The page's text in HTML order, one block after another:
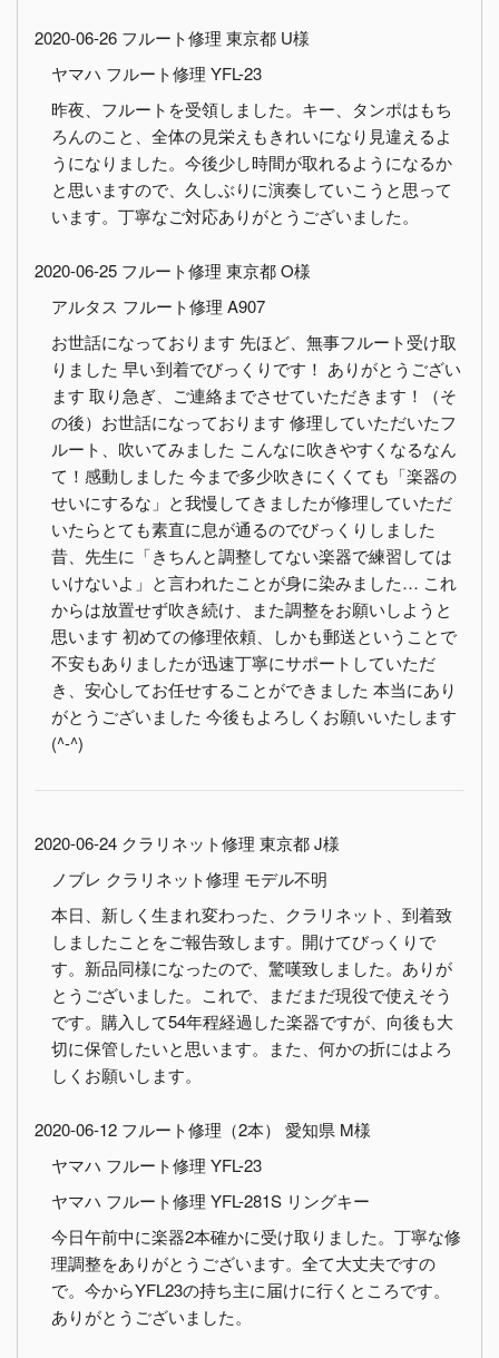
2020-06-26 フルート修理 東京都 U様
ヤマハ フルート修理 YFL-23
昨夜、フルートを受領しました。キー、タンポはもち
ろんのこと、全体の見栄えもきれいになり見違えるよ
うになりました。今後少し時間が取れるようになるか
と思いますので、久しぶりに演奏していこうと思って
います。丁寧なご対応ありがとうございました。
2020-06-25 フルート修理 東京都 O様
アルタス フルート修理 A907
お世話になっております 先ほど、無事フルート受け取
りました 早い到着でびっくりです！ ありがとうござい
ます 取り急ぎ、ご連絡までさせていただきます！（そ
の後）お世話になっております 修理していただいたフ
ルート、吹いてみました こんなに吹きやすくなるなん
て！感動しました 今まで多少吹きにくくても「楽器の
せいにするな」と我慢してきましたが修理していただ
いたらとても素直に息が通るのでびっくりしました
昔、先生に「きちんと調整してない楽器で練習しては
いけないよ」と言われたことが身に染みました… これ
からは放置せず吹き続け、また調整をお願いしようと
思います 初めての修理依頼、しかも郵送ということで
不安もありましたが迅速丁寧にサポートしていただ
き、安心してお任せすることができました 本当にあり
がとうございました 今後もよろしくお願いいたします
(^-^)
2020-06-24 クラリネット修理 東京都 J様
ノブレ クラリネット修理 モデル不明
本日、新しく生まれ変わった、クラリネット、到着致
しましたことをご報告致します。開けてびっくりで
す。新品同様になったので、驚嘆致しました。ありが
とうございました。これで、まだまだ現役で使えそう
です。購入して54年程経過した楽器ですが、向後も大
切に保管したいと思います。また、何かの折にはよろ
しくお願いします。
2020-06-12 フルート修理（2本） 愛知県 M様
ヤマハ フルート修理 YFL-23
ヤマハ フルート修理 YFL-281S リングキー
今日午前中に楽器2本確かに受け取りました。丁寧な修
理調整をありがとうございます。全て大丈夫ですの
で。今からYFL23の持ち主に届けに行くところです。
ありがとうございました。